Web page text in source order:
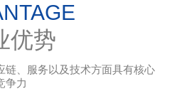
优势
链、服务以及技术方面具有核心
争力